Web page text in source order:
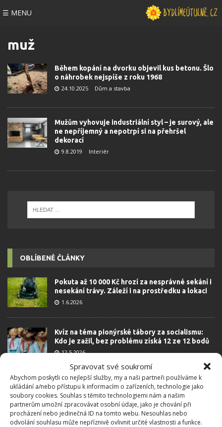
Spravovat své soukromí
Abychom poskytli co nejlepší služby, my a naši partneři používáme k
ukládání a/nebo přístupu k informacím o zařízeních, technologie jako
soubory cookies. Souhlas s těmito technologiemi nám a našim
partnerům umožní zpracovávat osobní údaje, jako je chování při
procházení nebo jedinečná ID na tomto webu. Nesouhlas nebo
odvolání souhlasu může nepříznivě ovlivnit určité vlastnosti a funkce.
☰ MENU
muž
Během kopání na dvorku objevil kus betonu. Šlo
o náhrobek nejspíše z roku 1968
24.10.2025 Dům a stavba
Mužům vyhovuje industriální styl – je surový, ale
ne nepříjemný a nepotrpí si na přehršel
dekorací
9.8.2019 Interiér
OBLÍBENÉ ČLÁNKY
Pokuta až 10 000 Kč hrozí za nesprávné sekání i
nesekání trávy. Záleží i na prostředku a lokaci
1.6.2026
Kvíz na téma pionýrské tábory za socialismu:
Kdo je zažil, bez problému získá 12 ze 12 bodů
12.5.2026
Test znalostí o každodenní realitě za
komunismu: 10 retro otázek ukáže, kdo má
dobrý přehled
23.6.2026